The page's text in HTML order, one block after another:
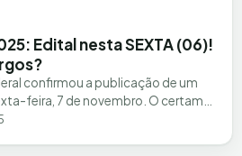
Edital nesta SEXTA (06)!
confirmou a publicação de um
feira, 7 de novembro. O certame,